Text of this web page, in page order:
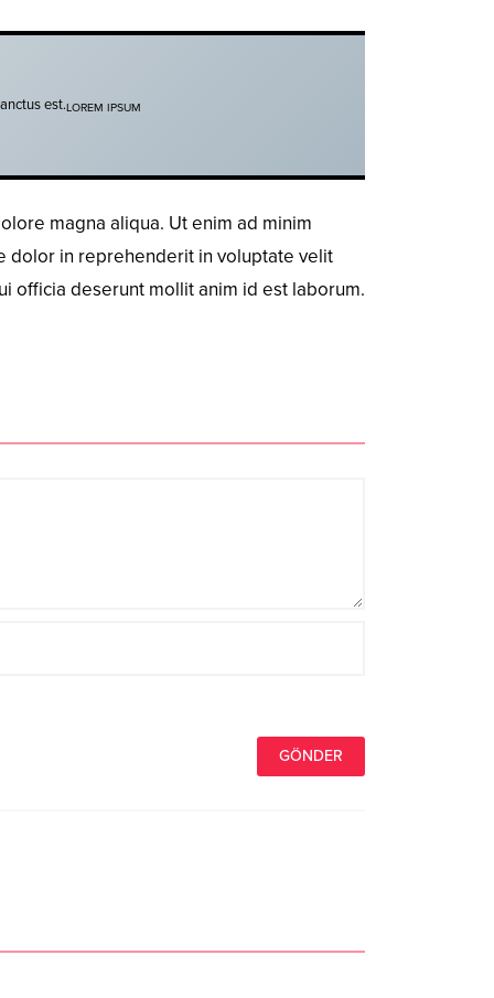
est.LOREM IPSUM
magna aliqua. Ut enim ad minim
dolor in reprehenderit in voluptate velit
officia deserunt mollit anim id est laborum.